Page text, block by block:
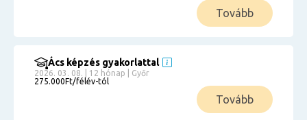
Tovább
Ács képzés gyakorlattal
2026. 03. 08. | 12 hónap | Győr
275.000Ft/félév-tól
Tovább